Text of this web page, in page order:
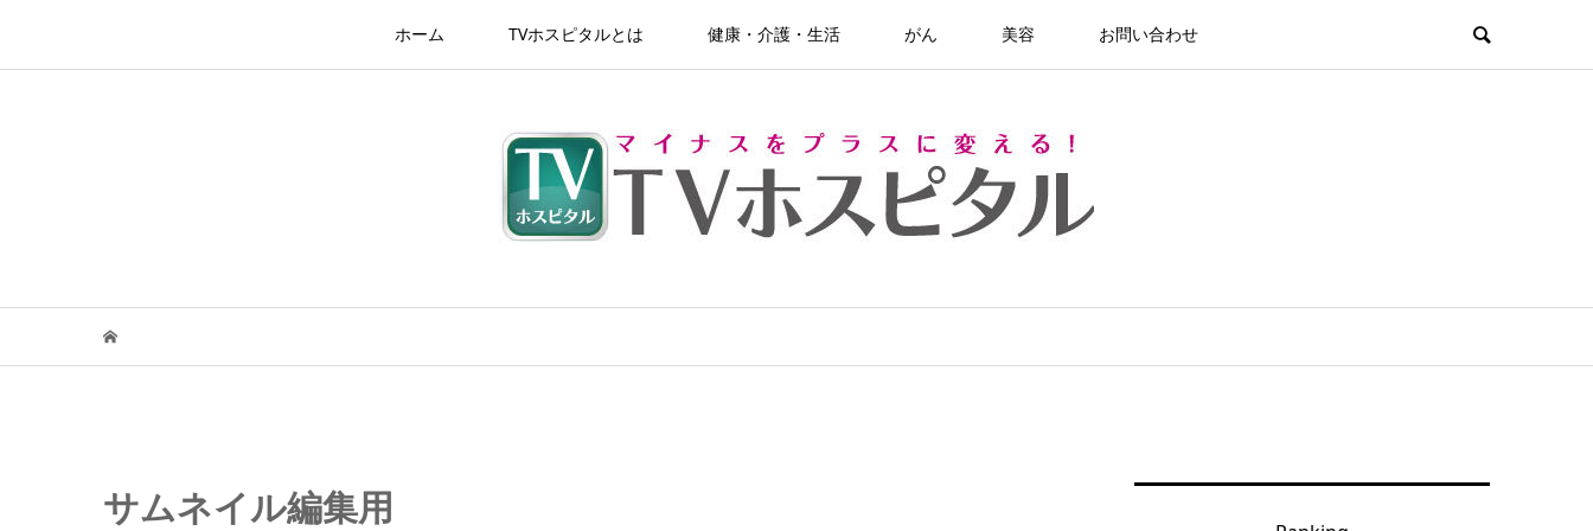
ホーム TVホスピタルとは 健康・介護・生活 がん 美容 お問い合わせ
サムネイル編集用